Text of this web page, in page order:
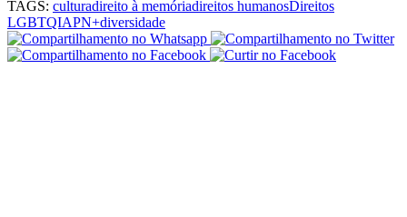
TAGS: culturadireito à memóriadireitos humanosDireitos
LGBTQIAPN+diversidade